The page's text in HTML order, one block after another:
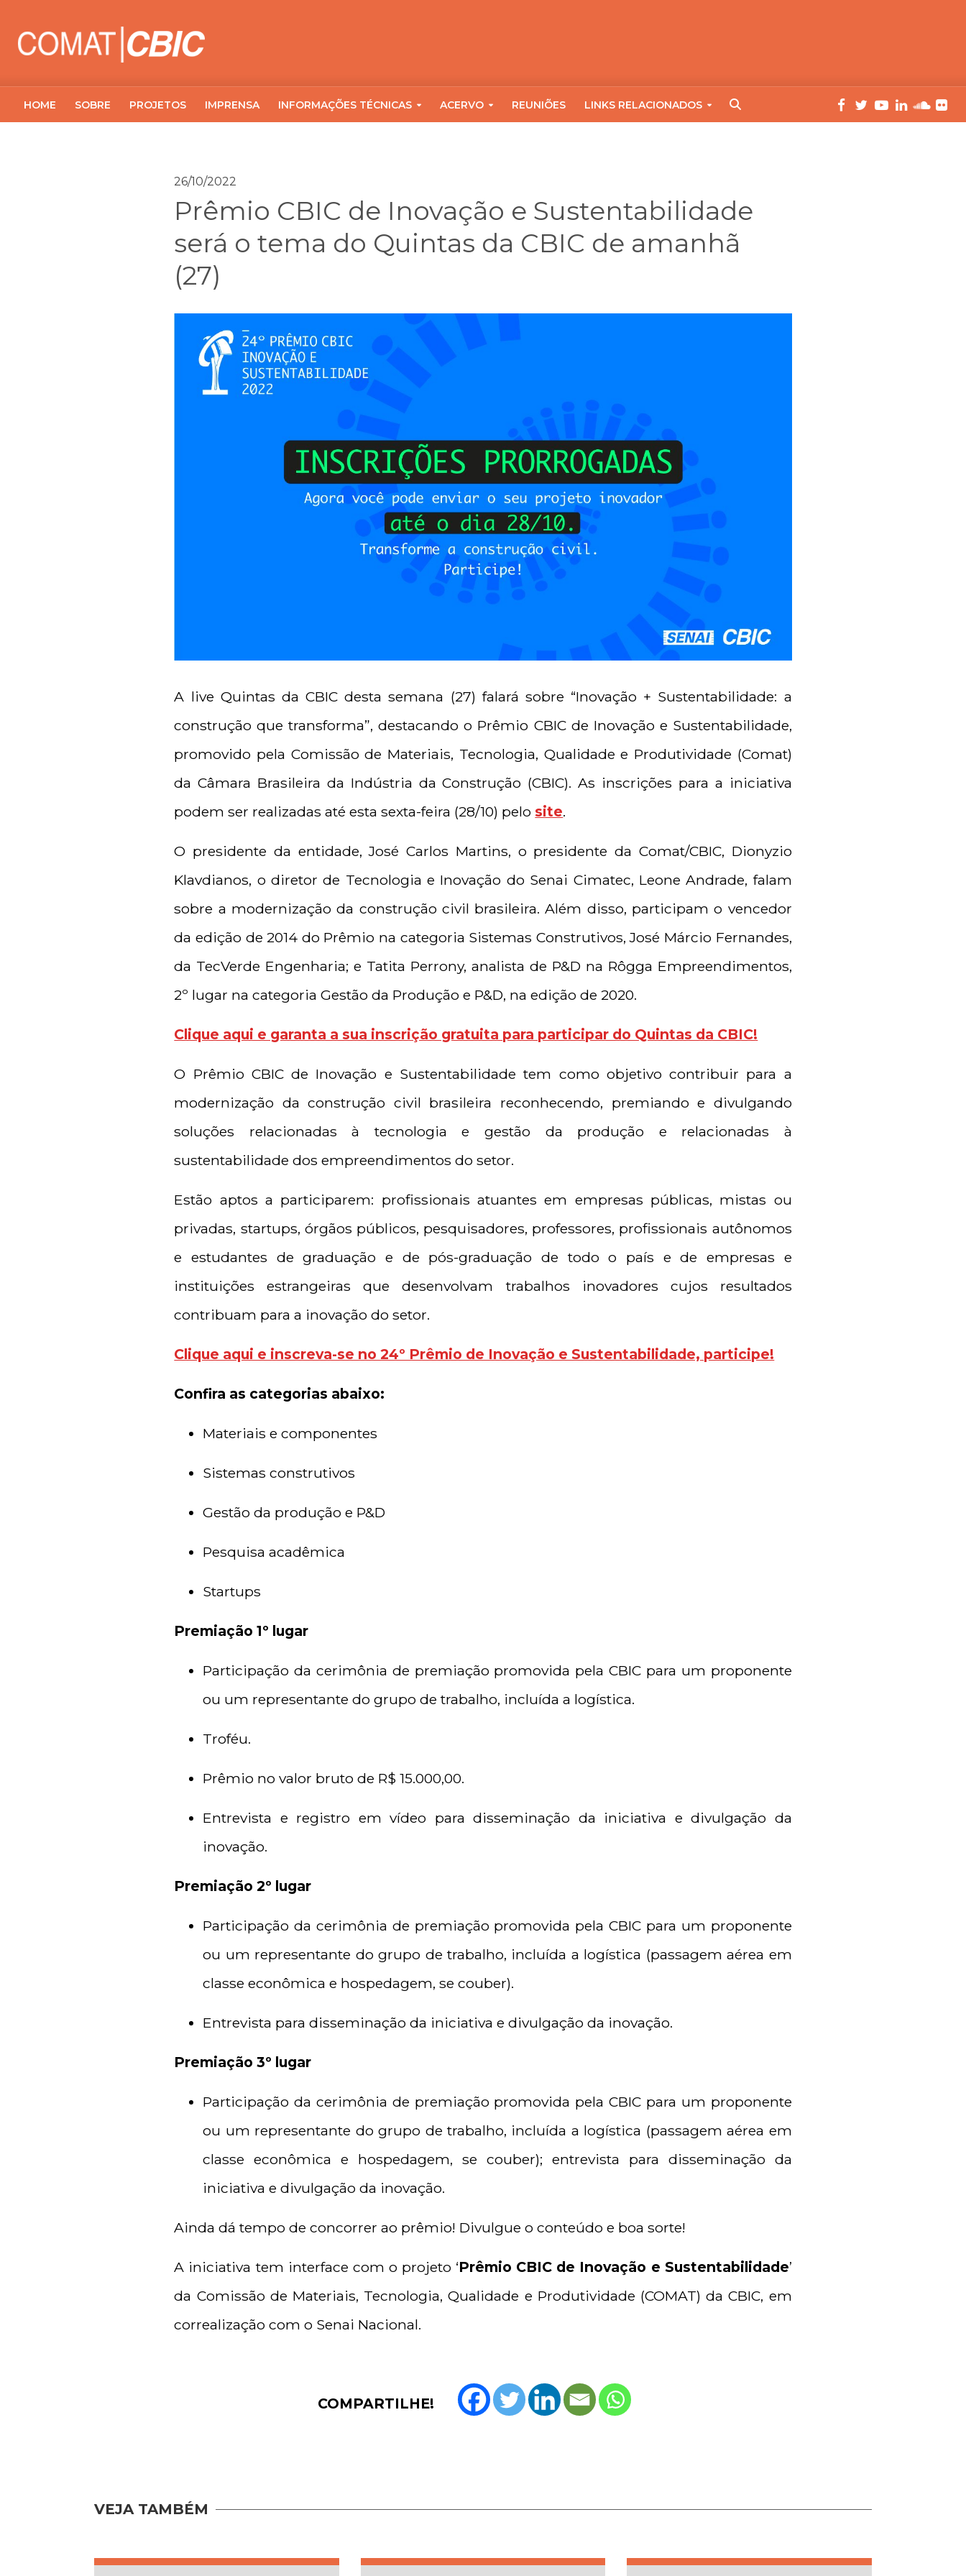
HOME SOBRE PROJETOS IMPRENSA INFORMAÇÕES TÉCNICAS ACERVO REUNIÕES LINKS RELACIONADOS
26/10/2022
Prêmio CBIC de Inovação e Sustentabilidade
será o tema do Quintas da CBIC de amanhã
(27)
A live Quintas da CBIC desta semana (27) falará sobre “Inovação + Sustentabilidade: a
construção que transforma”, destacando o Prêmio CBIC de Inovação e Sustentabilidade,
promovido pela Comissão de Materiais, Tecnologia, Qualidade e Produtividade (Comat)
da Câmara Brasileira da Indústria da Construção (CBIC). As inscrições para a iniciativa
podem ser realizadas até esta sexta-feira (28/10) pelo site.
O presidente da entidade, José Carlos Martins, o presidente da Comat/CBIC, Dionyzio
Klavdianos, o diretor de Tecnologia e Inovação do Senai Cimatec, Leone Andrade, falam
sobre a modernização da construção civil brasileira. Além disso, participam o vencedor
da edição de 2014 do Prêmio na categoria Sistemas Construtivos, José Márcio Fernandes,
da TecVerde Engenharia; e Tatita Perrony, analista de P&D na Rôgga Empreendimentos,
2º lugar na categoria Gestão da Produção e P&D, na edição de 2020.
Clique aqui e garanta a sua inscrição gratuita para participar do Quintas da CBIC!
O Prêmio CBIC de Inovação e Sustentabilidade tem como objetivo contribuir para a
modernização da construção civil brasileira reconhecendo, premiando e divulgando
soluções relacionadas à tecnologia e gestão da produção e relacionadas à
sustentabilidade dos empreendimentos do setor.
Estão aptos a participarem: profissionais atuantes em empresas públicas, mistas ou
privadas, startups, órgãos públicos, pesquisadores, professores, profissionais autônomos
e estudantes de graduação e de pós-graduação de todo o país e de empresas e
instituições estrangeiras que desenvolvam trabalhos inovadores cujos resultados
contribuam para a inovação do setor.
Clique aqui e inscreva-se no 24º Prêmio de Inovação e Sustentabilidade, participe!
Confira as categorias abaixo:
Materiais e componentes
Sistemas construtivos
Gestão da produção e P&D
Pesquisa acadêmica
Startups
Premiação 1º lugar
Participação da cerimônia de premiação promovida pela CBIC para um proponente
ou um representante do grupo de trabalho, incluída a logística.
Troféu.
Prêmio no valor bruto de R$ 15.000,00.
Entrevista e registro em vídeo para disseminação da iniciativa e divulgação da
inovação.
Premiação 2º lugar
Participação da cerimônia de premiação promovida pela CBIC para um proponente
ou um representante do grupo de trabalho, incluída a logística (passagem aérea em
classe econômica e hospedagem, se couber).
Entrevista para disseminação da iniciativa e divulgação da inovação.
Premiação 3º lugar
Participação da cerimônia de premiação promovida pela CBIC para um proponente
ou um representante do grupo de trabalho, incluída a logística (passagem aérea em
classe econômica e hospedagem, se couber); entrevista para disseminação da
iniciativa e divulgação da inovação.
Ainda dá tempo de concorrer ao prêmio! Divulgue o conteúdo e boa sorte!
A iniciativa tem interface com o projeto ‘Prêmio CBIC de Inovação e Sustentabilidade’
da Comissão de Materiais, Tecnologia, Qualidade e Produtividade (COMAT) da CBIC, em
correalização com o Senai Nacional.
COMPARTILHE!
VEJA TAMBÉM